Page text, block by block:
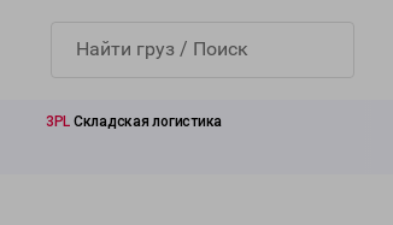
3PL Складская логистика